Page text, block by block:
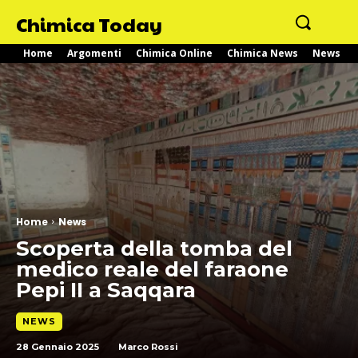
Chimica Today
Home Argomenti Chimica Online Chimica News News
Home News
Scoperta della tomba del
medico reale del faraone
Pepi II a Saqqara
NEWS
28 Gennaio 2025 Marco Rossi